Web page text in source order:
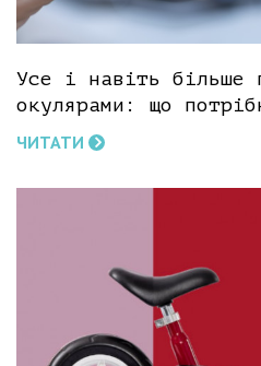
Усе і навіть більше
окулярами: що
ЧИТАТИ